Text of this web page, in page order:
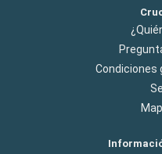
Condiciones